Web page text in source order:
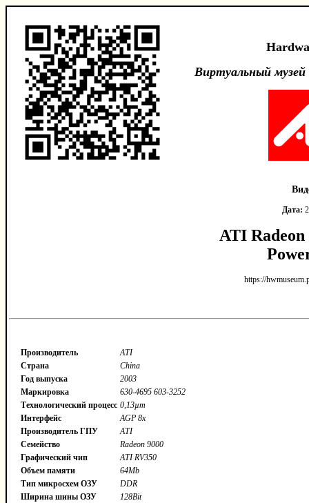
Виртуальный
Дата:
ATI Radeon
https://
Производитель
ATI
Страна
China
Год выпуска
2003
Маркировка
630-4695 603-3252
Технологический процесс 0,13µm
Интерфейс
AGP 8x
Производитель ГПУ
ATI
Семейство
Radeon 9000
Графический чип
ATI RV350
Объем памяти
64Mb
Тип микросхем ОЗУ
DDR
Ширина шины ОЗУ
128Bit